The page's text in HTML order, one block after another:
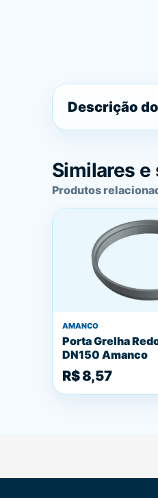
Descrição
Similares
Produtos
AMANCO
Porta Grelha
DN150 Amanco
R$ 8,57